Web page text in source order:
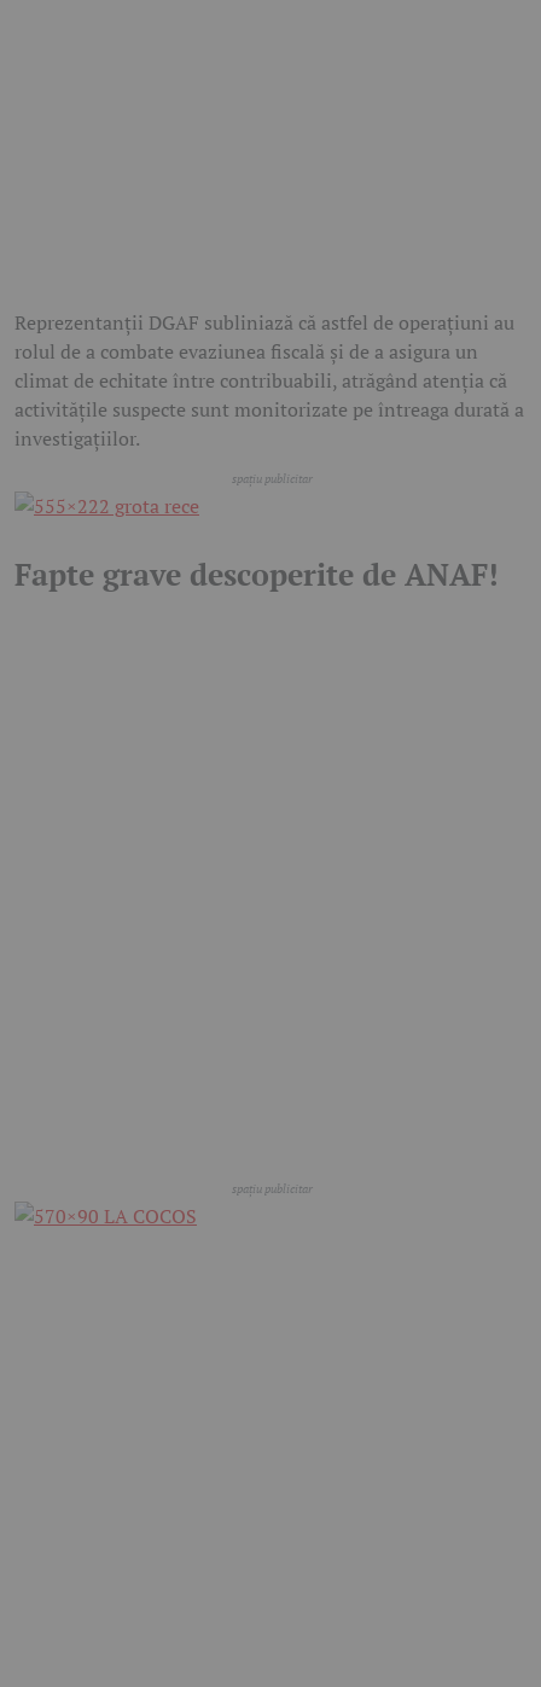
Reprezentanții DGAF subliniază că astfel de operațiuni au
rolul de a combate evaziunea fiscală și de a asigura un
climat de echitate între contribuabili, atrăgând atenția că
activitățile suspecte sunt monitorizate pe întreaga durată a
investigațiilor.
Fapte grave descoperite de ANAF!